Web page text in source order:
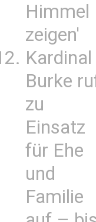
Himmel
zeigen'
Kardinal
Burke
zu
Einsatz
für Ehe
und
Familie